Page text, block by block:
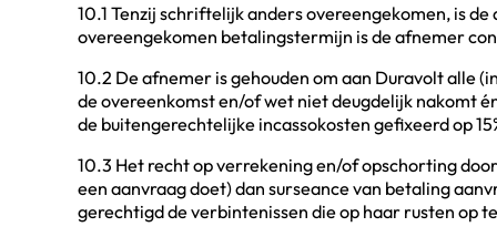
10.1 Tenzij schriftelijk anders overeengekomen, is
overeengekomen betalingstermijn is de afnemer
10.2 De afnemer is gehouden om aan Duravolt alle
de overeenkomst en/of wet niet deugdelijk nakomt
de buitengerechtelijke incassokosten gefixeerd op
10.3 Het recht op verrekening en/of opschorting
een aanvraag doet) dan surseance van betaling
gerechtigd de verbintenissen die op haar rusten op